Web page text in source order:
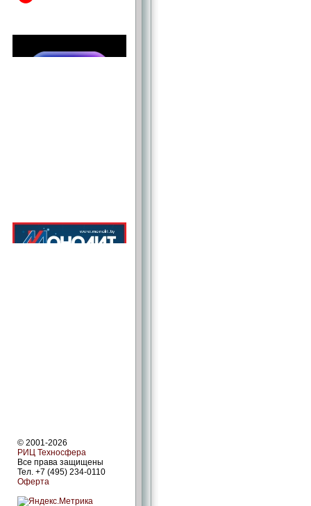
© 2001-2026
РИЦ Техносфера
Все права защищены
Тел. +7 (495) 234-0110
Оферта